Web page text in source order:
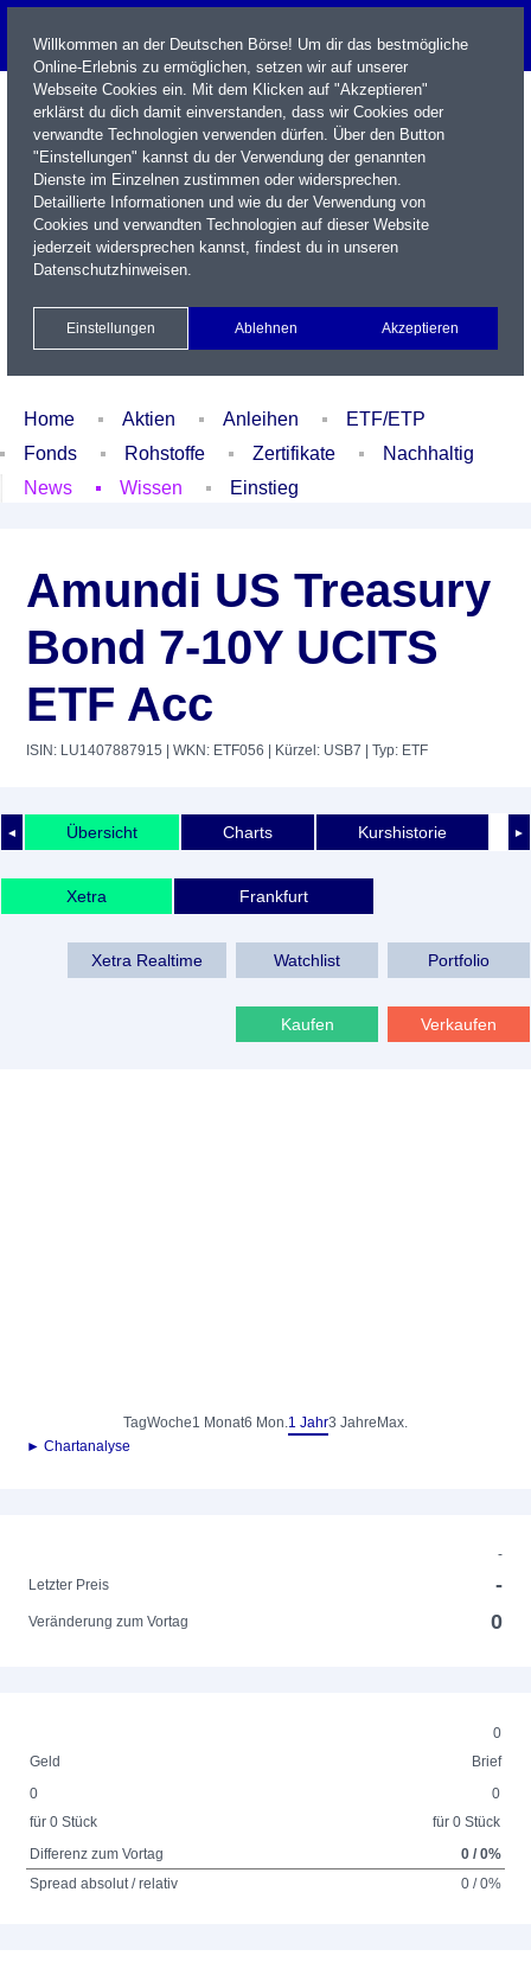
Name / WKN / ISIN / Kürzel
Xetra Realtime
Watchlist Portfolio Login
Home Aktien Anleihen
ETF/ETP
Fonds
Rohstoffe Zertifikate
Nachhaltig
News
Wissen Einstieg
Amundi US Treasury
Bond 7-10Y UCITS
ETF Acc
ISIN: LU1407887915 | WKN: ETF056 | Kürzel: USB7 | Typ: ETF
◄ ►
Übersicht Charts Kurshistorie
Xetra Frankfurt
Xetra Realtime Watchlist Portfolio
Kaufen Verkaufen
TagWoche1 Monat6 Mon.1 Jahr3 Jahre Max.
► Chartanalyse
-
Letzter Preis
-
Veränderung zum Vortag 0
0
Geld
Brief
0
für 0 Stück
0
für 0 Stück
Differenz zum Vortag
0 / 0%
Spread absolut / relativ
0 / 0%
Willkommen an der Deutschen Börse! Um dir das bestmögliche
Online-Erlebnis zu ermöglichen, setzen wir auf unserer
Webseite Cookies ein. Mit dem Klicken auf "Akzeptieren"
erklärst du dich damit einverstanden, dass wir Cookies oder
verwandte Technologien verwenden dürfen. Über den Button
"Einstellungen" kannst du der Verwendung der genannten
Dienste im Einzelnen zustimmen oder widersprechen.
Detaillierte Informationen und wie du der Verwendung von
Cookies und verwandten Technologien auf dieser Website
jederzeit widersprechen kannst, findest du in unseren
Datenschutzhinweisen.
Einstellungen Ablehnen Akzeptieren